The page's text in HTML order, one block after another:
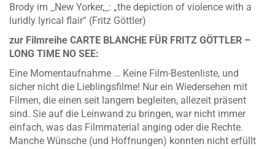
Brody im _New Yorker,_: „the depiction of violence with a
luridly lyrical flair“ (Fritz Göttler)
zur Filmreihe CARTE BLANCHE FÜR FRITZ GÖTTLER –
LONG TIME NO SEE:
Eine Momentaufnahme … Keine Film-Bestenliste, und
sicher nicht die Lieblingsfilme! Nur ein Wiedersehen mit
Filmen, die einen seit langem begleiten, allezeit präsent
sind. Sie auf die Leinwand zu bringen, war nicht immer
einfach, was das Filmmaterial anging oder die Rechte.
Manche Wünsche (und Hoffnungen) konnten nicht erfüllt